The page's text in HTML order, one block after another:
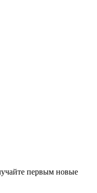
первым новые